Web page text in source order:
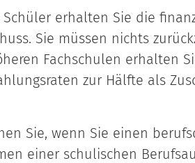
erhalten Sie die
Sie müssen nichts
Fachschulen erhalten
zur Hälfte als
Sie, wenn Sie einen
einer schulischen